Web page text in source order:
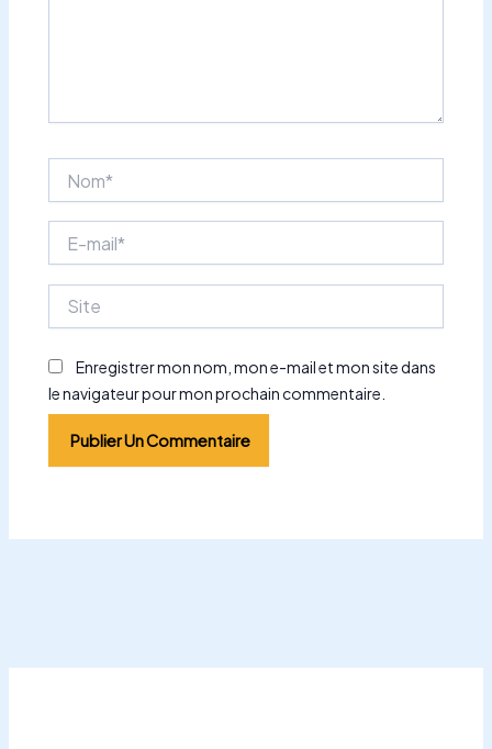
mail*
Enregistrer mon nom, mon e-mail et mon site dans
le navigateur pour mon prochain commentaire.